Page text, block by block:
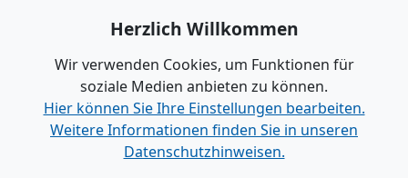
Herzlich Willkommen
Wir verwenden Cookies, um Funktionen für
soziale Medien anbieten zu können.
Hier können Sie Ihre Einstellungen bearbeiten.
Weitere Informationen finden Sie in unseren
Datenschutzhinweisen.